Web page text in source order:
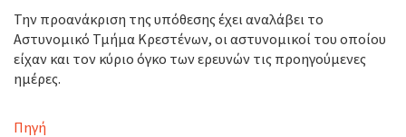
Την προανάκριση της υπόθεσης έχει αναλάβει το
Αστυνομικό Τμήμα Κρεστένων, οι αστυνομικοί του οποίου
είχαν και τον κύριο όγκο των ερευνών τις προηγούμενες
ημέρες.
Πηγή